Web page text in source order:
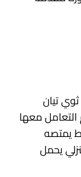
تيان
التعامل معها
يمتصه
يحمل